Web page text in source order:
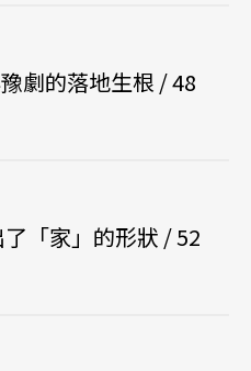
劇的落地生根 / 48
「家」的形狀 / 52